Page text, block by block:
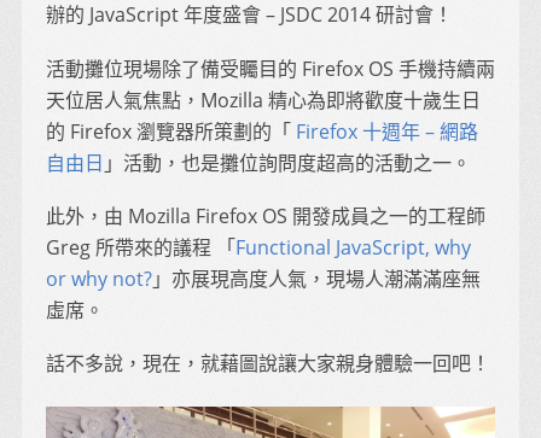
辦的 JavaScript 年度盛會 – JSDC 2014 研討會！
活動攤位現場除了備受矚目的 Firefox OS 手機持續兩
天位居人氣焦點，Mozilla 精心為即將歡度十歲生日
的 Firefox 瀏覽器所策劃的「 Firefox 十週年 – 網路
自由日 」活動，也是攤位詢問度超高的活動之一。
此外，由 Mozilla Firefox OS 開發成員之一的工程師
Greg 所帶來的議程 「Functional JavaScript, why
or why not?」亦展現高度人氣，現場人潮滿滿座無
虛席。
話不多說，現在，就藉圖說讓大家親身體驗一回吧！